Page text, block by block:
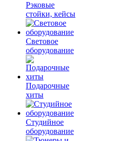
Рэковые
стойки, кейсы
Световое
оборудование
Подарочные
хиты
Студийное
оборудование